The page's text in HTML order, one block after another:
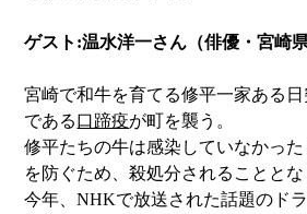
ゲスト:温水洋一さん（俳優・宮崎
宮崎で和牛を育てる修平一家ある
である口蹄疫が町を襲う。
修平たちの牛は感染していなかっ
を防ぐため、殺処分されることとな
今年、NHKで放送された話題のド